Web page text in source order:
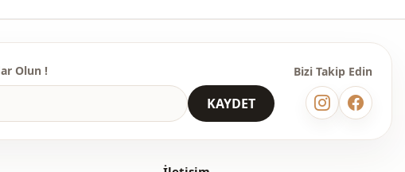
Casual
ti̇pi̇ Dokuma
Orta
Olun !
KAYDET
Bizi Takip Edin